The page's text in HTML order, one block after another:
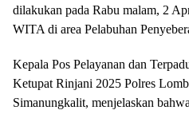
dilakukan pada Rabu malam, 2
WITA di area Pelabuhan
Kepala Pos Pelayanan dan
Ketupat Rinjani 2025 Polres
Simanungkalit, menjelaskan